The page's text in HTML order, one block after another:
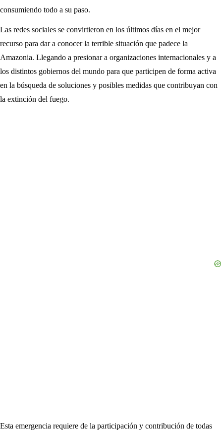
consumiendo todo a su paso.
Las redes sociales se convirtieron en los últimos días en el mejor
recurso para dar a conocer la terrible situación que padece la
Amazonia. Llegando a presionar a organizaciones internacionales y a
los distintos gobiernos del mundo para que participen de forma activa
en la búsqueda de soluciones y posibles medidas que contribuyan con
la extinción del fuego.
Esta emergencia requiere de la participación y contribución de todas